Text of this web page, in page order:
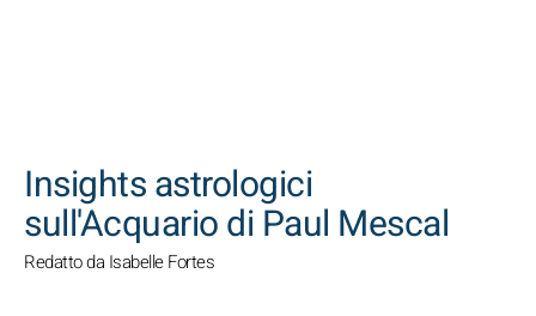
Insights astrologici
sull'Acquario di Paul Mescal
Redatto da Isabelle Fortes